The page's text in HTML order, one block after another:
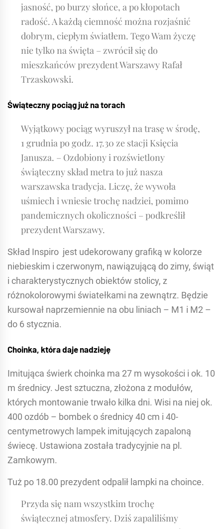
jasność, po burzy słońce, a po kłopotach
radość. A każdą ciemność można rozjaśnić
dobrym, ciepłym światłem. Tego Wam życzę
nie tylko na święta – zwrócił się do
mieszkańców prezydent Warszawy Rafał
Trzaskowski.
Świąteczny pociąg już na torach
Wyjątkowy pociąg wyruszył na trasę w środę,
1 grudnia po godz. 17.30 ze stacji Księcia
Janusza. – Ozdobiony i rozświetlony
świąteczny skład metra to już nasza
warszawska tradycja. Liczę, że wywoła
uśmiech i wniesie trochę nadziei, pomimo
pandemicznych okoliczności – podkreślił
prezydent Warszawy.
Skład Inspiro jest udekorowany grafiką w kolorze
niebieskim i czerwonym, nawiązującą do zimy, świąt
i charakterystycznych obiektów stolicy, z
różnokolorowymi światełkami na zewnątrz. Będzie
kursował naprzemiennie na obu liniach – M1 i M2 –
do 6 stycznia.
Choinka, która daje nadzieję
Imitująca świerk choinka ma 27 m wysokości i ok. 10
m średnicy. Jest sztuczna, złożona z modułów,
których montowanie trwało kilka dni. Wisi na niej ok.
400 ozdób – bombek o średnicy 40 cm i 40-
centymetrowych lampek imitujących zapaloną
świecę. Ustawiona została tradycyjnie na pl.
Zamkowym.
Tuż po 18.00 prezydent odpalił lampki na choince.
Przyda się nam wszystkim trochę
świątecznej atmosfery. Dziś zapaliliśmy